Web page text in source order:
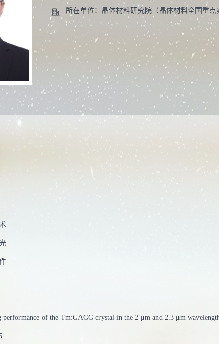
所在单位：晶体材料研究院（晶体材料全国重点
of the Tm:GAGG crystal in the 2 μm and 2.3 μm